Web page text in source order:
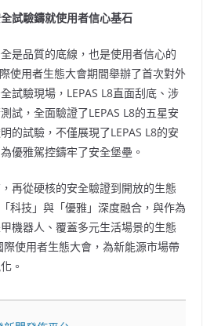
試驗鑄就使用者信心基石
是品質的底線，也是使用者信心的
使用者生態大會期間舉辦了首次對外
試驗現場，LEPAS L8直面刮底、涉
試，全面驗證了LEPAS L8的五星安
的試驗，不僅展現了LEPAS L8的安
優雅駕控鑄牢了安全堡壘。
再從硬核的安全驗證到開放的生態
科技」與「優雅」深度融合，與作為
機器人、覆蓋多元生活場景的生態
使用者生態大會，為新能源市場帶
。